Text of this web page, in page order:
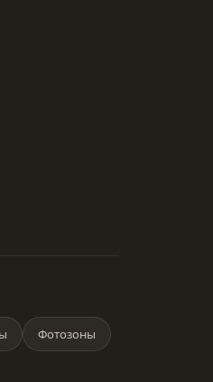
Фотозоны